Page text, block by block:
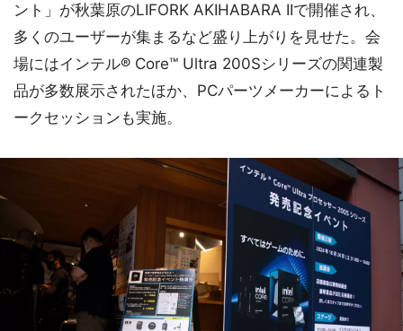
ント」が秋葉原のLIFORK AKIHABARA IIで開催され、
多くのユーザーが集まるなど盛り上がりを見せた。会
場にはインテル® Core™ Ultra 200Sシリーズの関連製
品が多数展示されたほか、PCパーツメーカーによるト
ークセッションも実施。